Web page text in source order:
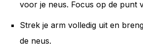
voor je neus. Focus op de punt
Strek je arm volledig uit en
de neus.